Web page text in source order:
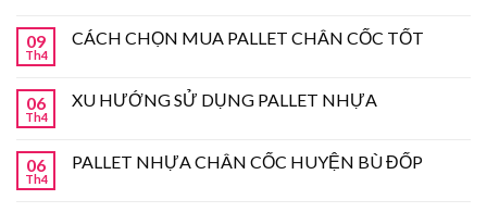
09
Th4
CÁCH CHỌN MUA PALLET CHÂN CỐC TỐT
06
Th4
XU HƯỚNG SỬ DỤNG PALLET NHỰA
06
Th4
PALLET NHỰA CHÂN CỐC HUYỆN BÙ ĐỐP